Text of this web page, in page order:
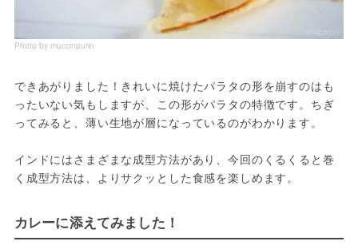
Photo by muccinpurin
できあがりました！きれいに焼けたパラタの形を崩すのはも
ったいない気もしますが、この形がパラタの特徴です。ちぎ
ってみると、薄い生地が層になっているのがわかります。
インドにはさまざまな成型方法があり、今回のくるくると巻
く成型方法は、よりサクッとした食感を楽しめます。
カレーに添えてみました！